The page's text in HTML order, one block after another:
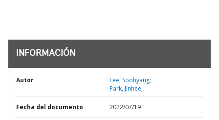
INFORMACIÓN
Autor
Lee, Soohyang;
Park, Jinhee;
Fecha del documento 2022/07/19